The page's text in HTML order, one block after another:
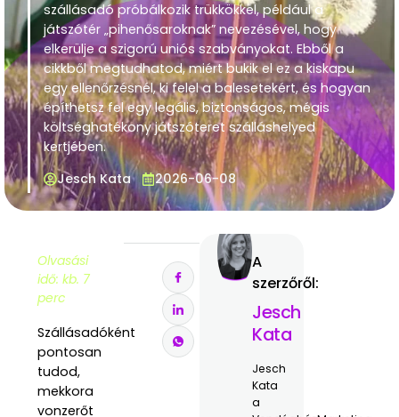
szállásadó próbálkozik trükkökkel, például a
játszótér „pihenősaroknak” nevezésével, hogy
elkerülje a szigorú uniós szabványokat. Ebből a
cikkből megtudhatod, miért bukik el ez a kiskapu
egy ellenőrzésnél, ki felel a balesetekért, és hogyan
építhetsz fel egy legális, biztonságos, mégis
költséghatékony játszóteret szálláshelyed
kertjében.
Jesch Kata
2026-06-08
Olvasási
idő: kb. 7
perc
Szállásadóként
pontosan
tudod,
mekkora
vonzerőt
A
szerzőről:
Jesch
Kata
Jesch
Kata
a